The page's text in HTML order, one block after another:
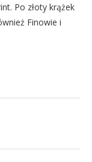
Po złoty krążek
Finowie i